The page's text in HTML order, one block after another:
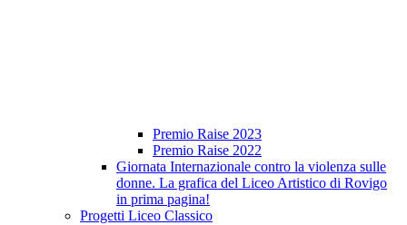
Premio Raise 2023
Premio Raise 2022
Giornata Internazionale contro la violenza sulle
donne. La grafica del Liceo Artistico di Rovigo
in prima pagina!
Progetti Liceo Classico